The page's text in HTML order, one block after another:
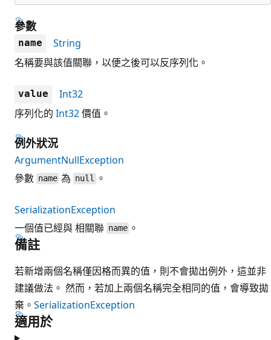
參數
name
String
名稱要與該值關聯，以便之後可以反序列化。
value
Int32
序列化的 Int32價值。
例外狀況
ArgumentNullException
參數 name 為 null 。
SerializationException
一個值已經與 相關聯 name 。
備註
若新增兩個名稱僅因格而異的值，則不會拋出例外，這並非
建議做法。 然而，若加上兩個名稱完全相同的值，會導致拋
棄。 SerializationException
適用於